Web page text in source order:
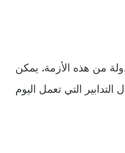
من هذه الأزمة. يمكن